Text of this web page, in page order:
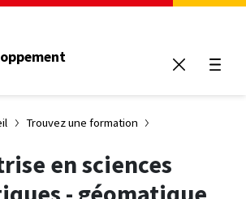
Trouvez une formation
en sciences